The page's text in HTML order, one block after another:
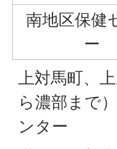
南地区保健
ー
上対馬町、
ら濃部まで
ンター